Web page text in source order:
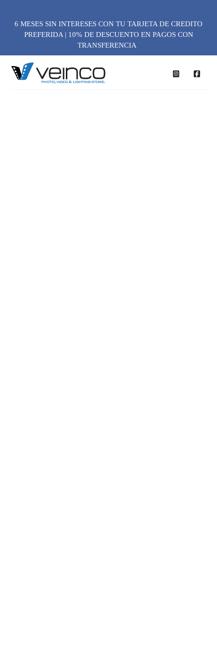
6 MESES SIN INTERESES CON TU TARJETA DE CREDITO
PREFERIDA | 10% DE DESCUENTO EN PAGOS CON
TRANSFERENCIA